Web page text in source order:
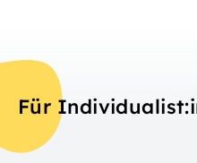
Für